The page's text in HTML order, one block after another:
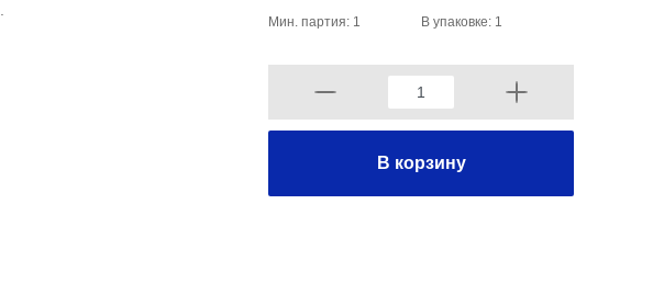
Мин. партия: 1 В упаковке: 1
В корзину